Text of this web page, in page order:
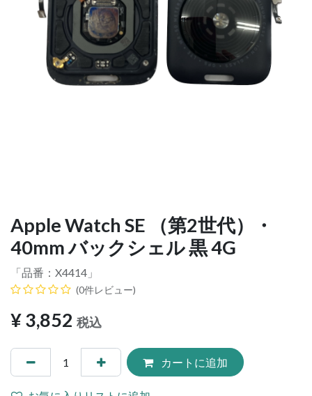
Apple Watch SE （第2世代）・
40mm バックシェル 黒 4G
「品番： X4414 」
(0件レビュー)
¥3,852 税込
カートに追加